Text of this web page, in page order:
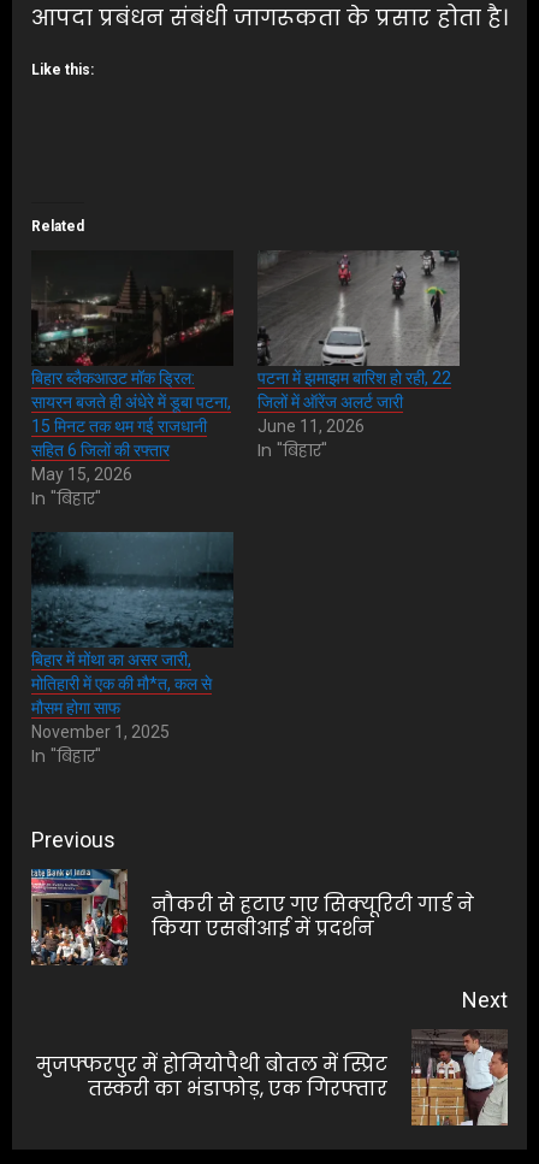
आपदा प्रबंधन संबंधी जागरूकता के प्रसार होता है।
Like this:
Related
बिहार ब्लैकआउट मॉक ड्रिल:
सायरन बजते ही अंधेरे में डूबा पटना,
15 मिनट तक थम गई राजधानी
सहित 6 जिलों की रफ्तार
May 15, 2026
In "बिहार"
पटना में झमाझम बारिश हो रही, 22
जिलों में ऑरेंज अलर्ट जारी
June 11, 2026
In "बिहार"
बिहार में मोंथा का असर जारी,
मोतिहारी में एक की मौ*त, कल से
मौसम होगा साफ
November 1, 2025
In "बिहार"
Post
navigation
Previous
नौकरी से हटाए गए सिक्यूरिटी गार्ड ने
किया एसबीआई में प्रदर्शन
Next
Next
मुजफ्फरपुर में होमियोपैथी बोतल में स्प्रिट
तस्करी का भंडाफोड़, एक गिरफ्तार